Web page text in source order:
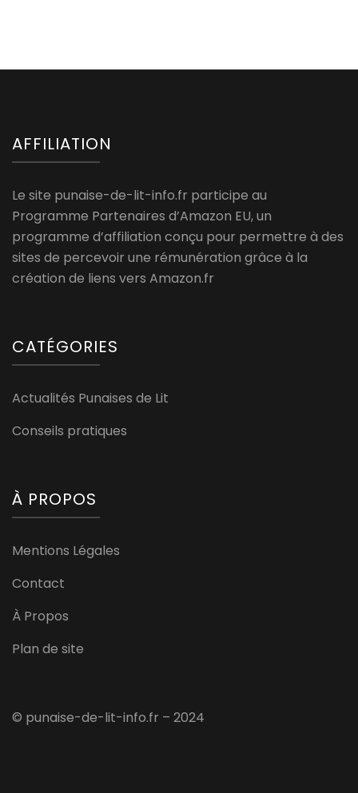
AFFILIATION
Le site punaise-de-lit-info.fr participe au
Programme Partenaires d’Amazon EU, un
programme d’affiliation conçu pour permettre à des
sites de percevoir une rémunération grâce à la
création de liens vers Amazon.fr
CATÉGORIES
Actualités Punaises de Lit
Conseils pratiques
À PROPOS
Mentions Légales
Contact
À Propos
Plan de site
© punaise-de-lit-info.fr – 2024